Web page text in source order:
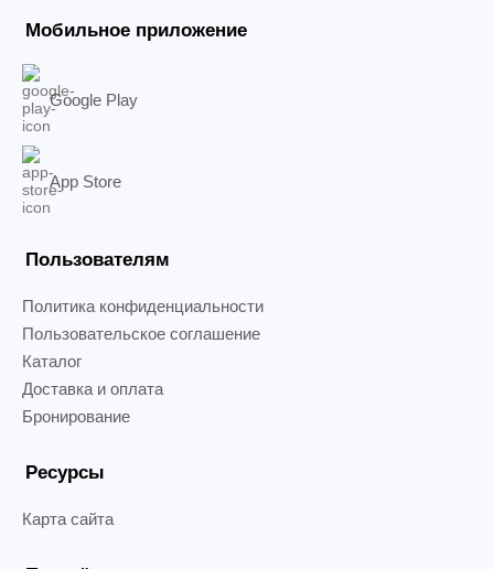
Мобильное приложение
Google Play
App Store
Пользователям
Политика конфиденциальности
Пользовательское соглашение
Каталог
Доставка и оплата
Бронирование
Ресурсы
Карта сайта